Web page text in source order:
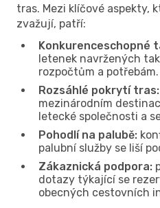
tras. Mezi klíčové aspekty,
zvažují, patří:
Konkurenceschopné
letenek navržených
rozpočtům a potřebám.
Rozsáhlé pokrytí tras:
mezinárodním
letecké společnosti a
Pohodlí na palubě:
palubní služby se liší
Zákaznická podpora:
dotazy týkající se
obecných cestovních